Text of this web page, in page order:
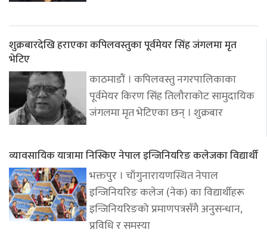
शुक्रबारदेखि हराएका कपिलवस्तुका पूर्वमेयर सिंह जंगलमा मृत
भेटिए
काठमाडौं । कपिलवस्तु नगरपालिकाका
पूर्वमेयर किरण सिंह तिलौराकोट सामुदायिक
जंगलमा मृत भेटिएका छन् । शुक्रबार
व्यावसायिक यात्रामा निस्किए नेपाल इन्जिनियरिङ कलेजका विद्यार्थी
भक्तपुर । चाँगुनारायणस्थित नेपाल
इन्जिनियरिङ कलेज (नेक) का विद्यार्थीहरू
इन्जिनियरिङको प्रमाणपत्रसँगै अनुसन्धान,
प्रविधि र समस्या